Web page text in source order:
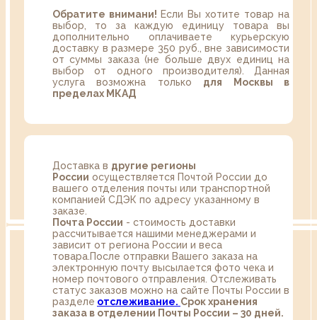
Обратите внимани! Если Вы хотите товар на
выбор, то за каждую единицу товара вы
дополнительно оплачиваете курьерскую
доставку в размере 350 руб., вне зависимости
от суммы заказа (не больше двух единиц на
выбор от одного производителя). Данная
услуга возможна только для Москвы в
пределах МКАД
Доставка в другие регионы
России осуществляется Почтой России до
вашего отделения почты или транспортной
компанией СДЭК по адресу указанному в
заказе.
Почта России - стоимость доставки
рассчитывается нашими менеджерами и
зависит от региона России и веса
товара.После отправки Вашего заказа на
электронную почту высылается фото чека и
номер почтового отправления. Отслеживать
статус заказов можно на сайте Почты России в
разделе oтслеживание. Срок хранения
заказа в отделении Почты России – 30 дней.